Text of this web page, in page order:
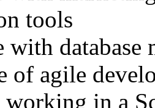
tools
with database
of agile
working in a